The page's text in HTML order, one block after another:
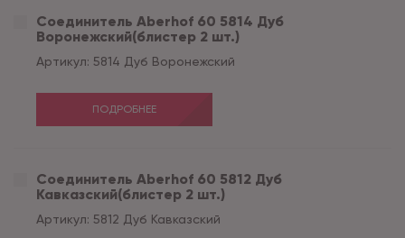
Соединитель Aberhof 60 5814 Дуб
Воронежский(блистер 2 шт.)
Артикул: 5814 Дуб Воронежский
ПОДРОБНЕЕ
Соединитель Aberhof 60 5812 Дуб
Кавказский(блистер 2 шт.)
Артикул: 5812 Дуб Кавказский